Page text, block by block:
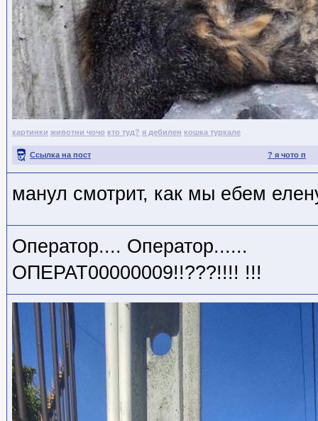
картинки животни чочо кто туд? я дебилен кошка туркале
? я чото п
Ссылка на пост
манул смотрит, как мы ебем
Оператор.... Оператор......
ОПЕРАТ00000009!!???!!!! !!!